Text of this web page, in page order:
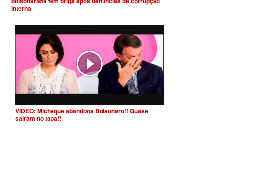
interna
VÍDEO: Micheque abandona Bolsonaro!! Quase
saíram no tapa!!